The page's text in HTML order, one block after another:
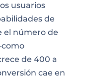
usuarios
de
el número de
de 400 a
cae en